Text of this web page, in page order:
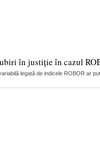
în justiție în cazul
legată de indicele ROBOR ar